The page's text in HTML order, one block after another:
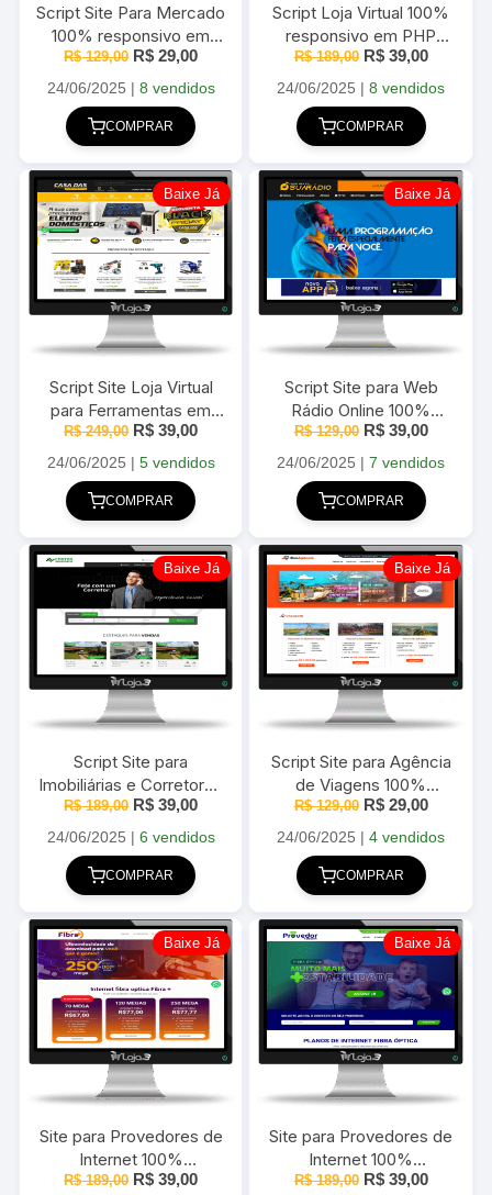
Script Site Para Mercado
100% responsivo em
PHP MySQL com Painel
Administrativo
R$129,00 O
original
era:
R$ 129,00.
R$ 29,00O
atual
24/06/2025 | 8 vendidos
COMPRAR
Script Loja Virtual 100%
responsivo em PHP
MySQL
R$189,00 O
original
era:
R$ 189,00.
R$39,00O
atual
24/06/2025 |8 vendidos
COMPRAR
Baixe Já
Script Site Loja Virtual
para Ferramentas em
PHP 100% Responsiva
com GerenciaNet e
PagSeguro
R$249,00 O
original
era:
R$ 249,00.
R$ 39,00O
atual
24/06/2025 | 5 vendidos
COMPRAR
Baixe Já
Script Site para Web
Rádio Online 100%
responsivo em PHP
MySQL
R$129,00 O
original
era:
R$ 129,00.
R$39,00O
atual
24/06/2025 |7 vendidos
COMPRAR
Baixe Já
Script Site para
Imobiliárias e Corretores
100% responsivo em
PHP com Painel
Administrativo
R$189,00 O
original
era:
R$ 189,00.
R$ 39,00O
atual
24/06/2025 | 6 vendidos
COMPRAR
Baixe Já
Script Site para Agência
de Viagens 100%
responsivo em PHP
MySQL com Painel
Administrativo
R$129,00 O
original
era:
R$ 129,00.
R$29,00O
atual
24/06/2025 |4 vendidos
COMPRAR
Baixe Já
Site para Provedores de
Internet 100%
responsivo em PHP com
R$189,00 O
R$ 39,00O
Baixe Já
Site para Provedores de
Internet 100%
responsivo em PHP com
R$189,00 O
R$39,00O